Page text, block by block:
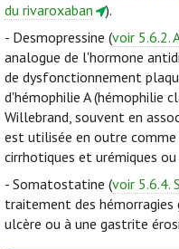
du rivaroxaban
).
- Desmopressine (voir 5.6.2.
analogue de l'hormone
de dysfonctionnement
d'hémophilie A (hémophilie
Willebrand, souvent en
est utilisée en outre
cirrhotiques et urémiques
- Somatostatine (voir 5.6.4.
traitement des
ulcère ou à une gastrite